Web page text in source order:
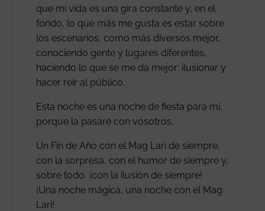
que mi vida es una gira constante y, en el
fondo, lo que más me gusta es estar sobre
los escenarios, como más diversos mejor,
conociendo gente y lugares diferentes,
haciendo lo que se me da mejor: ilusionar y
hacer reír al público.
Esta noche es una noche de fiesta para mí,
porque la pasaré con vosotros.
Un Fin de Año con el Mag Lari de siempre,
con la sorpresa, con el humor de siempre y,
sobre todo, ¡con la ilusión de siempre!
¡Una noche mágica, una noche con el Mag
Lari!